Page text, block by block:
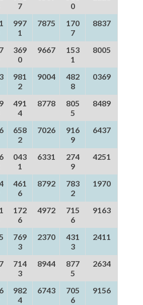
7
0
997
1
7875
170
7
8837
369
0
9667
153
1
8005
981
2
9004
482
8
0369
491
4
8778
805
5
8489
658
2
7026
916
9
6437
043
1
6331
274
9
4251
461
6
8792
783
2
1970
172
6
4972
715
6
9163
769
3
2370
431
3
2411
714
3
8944
877
5
2634
982
4
6743
705
6
9156